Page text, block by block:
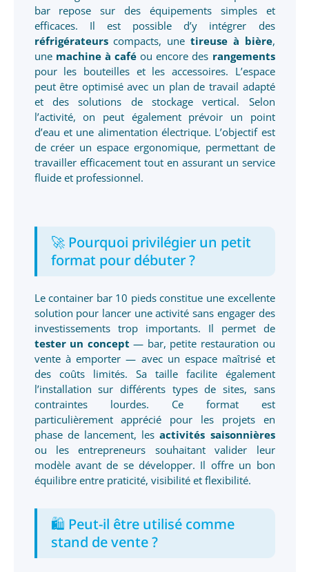
bar repose sur des équipements simples et
efficaces. Il est possible d’y intégrer des
réfrigérateurscompacts, une tireuse à bière,
une machine à caféou encore des rangements
pour les bouteilles et les accessoires. L’espace
peut être optimisé avec un plan de travail adapté
et des solutions de stockage vertical. Selon
l’activité, on peut également prévoir un point
d’eau et une alimentation électrique. L’objectif est
de créer un espace ergonomique, permettant de
travailler efficacement tout en assurant un service
fluide et professionnel.
🚀 Pourquoi privilégier un petit
format pour débuter ?
Le container bar 10 pieds constitue une excellente
solution pour lancer une activité sans engager des
investissements trop importants. Il permet de
tester un concept — bar, petite restauration ou
vente à emporter — avec un espace maîtrisé et
des coûts limités. Sa taille facilite également
l’installation sur différents types de sites, sans
contraintes lourdes. Ce format est
particulièrement apprécié pour les projets en
phase de lancement, lesactivités saisonnières
ou les entrepreneurs souhaitant valider leur
modèle avant de se développer. Il offre un bon
équilibre entre praticité, visibilité et flexibilité.
🛍️ Peut-il être utilisé comme
stand de vente ?